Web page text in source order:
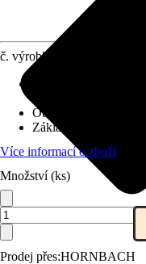
Prodej přes:HORNBACH
č. výrobku
Keramika, Kovy,
Oblast využití
Základní barva
Více informací o zboží
Množství (ks)